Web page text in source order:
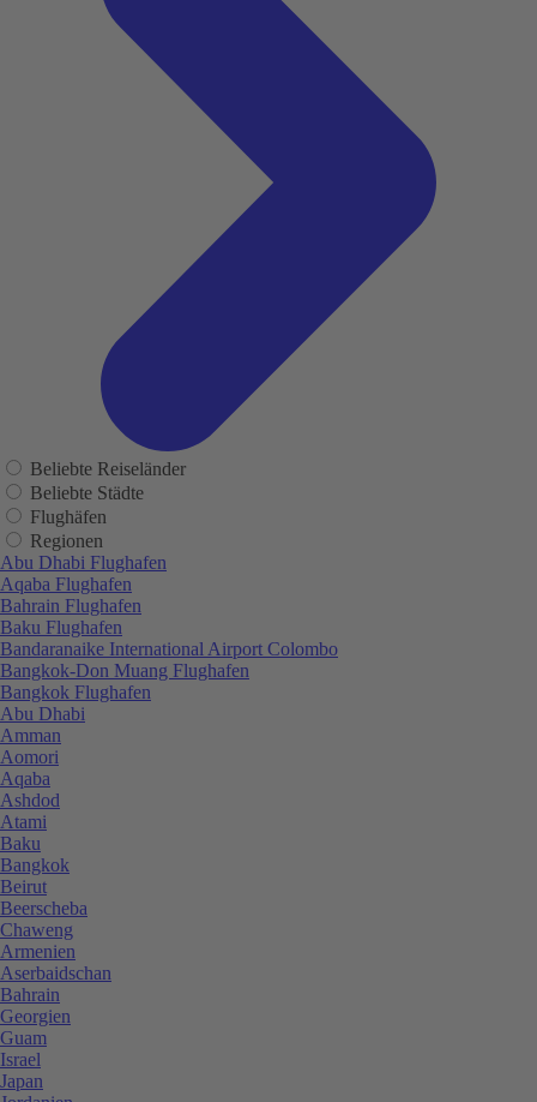
Beliebte Reiseländer
Beliebte Städte
Flughäfen
Regionen
Abu Dhabi Flughafen
Aqaba Flughafen
Bahrain Flughafen
Baku Flughafen
Bandaranaike International Airport Colombo
Bangkok-Don Muang Flughafen
Bangkok Flughafen
Abu Dhabi
Amman
Aomori
Aqaba
Ashdod
Atami
Baku
Bangkok
Beirut
Beerscheba
Chaweng
Armenien
Aserbaidschan
Bahrain
Georgien
Guam
Israel
Japan